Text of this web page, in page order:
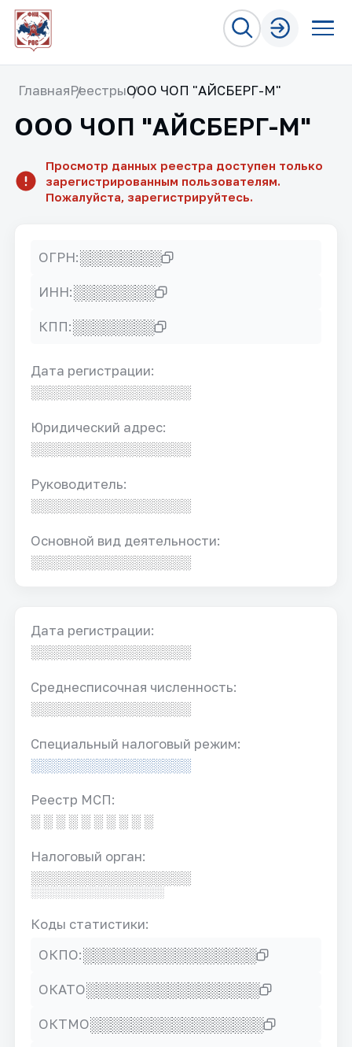
ГлавнаяРеестрыООО ЧОП "АЙСБЕРГ-М"
ООО ЧОП "АЙСБЕРГ-М"
Просмотр данных реестра доступен только
зарегистрированным пользователям.
Пожалуйста, зарегистрируйтесь.
ОГРН:░░░░░░░░
ИНН:░░░░░░░░
КПП:░░░░░░░░
Дата регистрации:
░░░░░░░░░░░░░░░░░
Юридический адрес:
░░░░░░░░░░░░░░░░░
Руководитель:
░░░░░░░░░░░░░░░░░
Основной вид деятельности:
░░░░░░░░░░░░░░░░░
Дата регистрации:
░░░░░░░░░░░░░░░░░
Среднесписочная численность:
░░░░░░░░░░░░░░░░░
Специальный налоговый режим:
░░░░░░░░░░░░░░░░░
Реестр МСП:
░ ░ ░ ░ ░ ░ ░ ░ ░ ░
Налоговый орган:
░░░░░░░░░░░░░░░░░
░░░░░░░░░░░░░░░░░
Коды статистики:
ОКПО:░░░░░░░░░░░░░░░░░
ОКАТО░░░░░░░░░░░░░░░░░
ОКТМО░░░░░░░░░░░░░░░░░